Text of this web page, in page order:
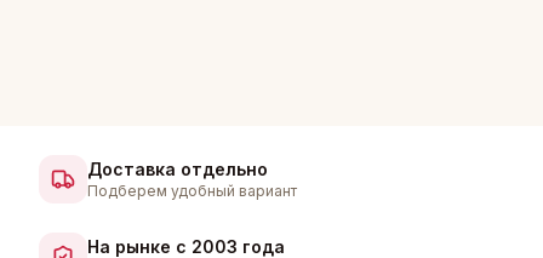
Доставка отдельно
Подберем удобный вариант
На рынке с 2003 года